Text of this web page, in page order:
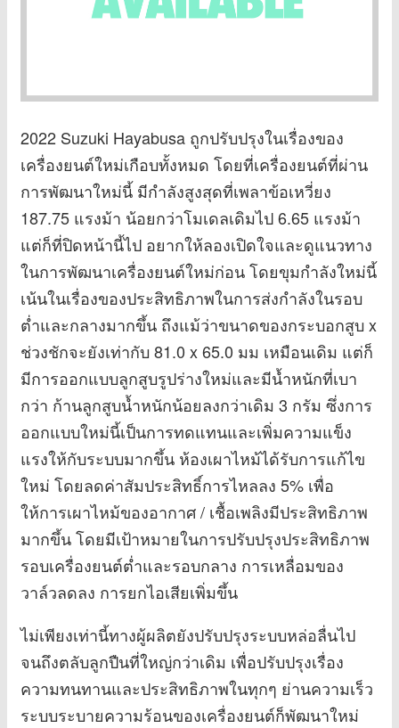
2022 Suzuki Hayabusa ถูกปรับปรุงในเรื่องของ
เครื่องยนต์ใหม่เกือบทั้งหมด โดยที่เครื่องยนต์ที่ผ่าน
การพัฒนาใหม่นี้ มีกำลังสูงสุดที่เพลาข้อเหวี่ยง
187.75 แรงม้า น้อยกว่าโมเดลเดิมไป 6.65 แรงม้า
แต่ก็ที่ปิดหน้านี้ไป อยากให้ลองเปิดใจและดูแนวทาง
ในการพัฒนาเครื่องยนต์ใหม่ก่อน โดยขุมกำลังใหม่นี้
เน้นในเรื่องของประสิทธิภาพในการส่งกำลังในรอบ
ต่ำและกลางมากขึ้น ถึงแม้ว่าขนาดของกระบอกสูบ x
ช่วงชักจะยังเท่ากับ 81.0 x 65.0 มม เหมือนเดิม แต่ก็
มีการออกแบบลูกสูบรูปร่างใหม่และมีน้ำหนักที่เบา
กว่า ก้านลูกสูบน้ำหนักน้อยลงกว่าเดิม 3 กรัม ซึ่งการ
ออกแบบใหม่นี้เป็นการทดแทนและเพิ่มความแข็ง
แรงให้กับระบบมากขึ้น ห้องเผาไหม้ได้รับการแก้ไข
ใหม่ โดยลดค่าสัมประสิทธิ์การไหลลง 5% เพื่อ
ให้การเผาไหม้ของอากาศ / เชื้อเพลิงมีประสิทธิภาพ
มากขึ้น โดยมีเป้าหมายในการปรับปรุงประสิทธิภาพ
รอบเครื่องยนต์ต่ำและรอบกลาง การเหลื่อมของ
วาล์วลดลง การยกไอเสียเพิ่มขึ้น
ไม่เพียงเท่านี้ทางผู้ผลิตยังปรับปรุงระบบหล่อลื่นไป
จนถึงตลับลูกปืนที่ใหญ่กว่าเดิม เพื่อปรับปรุงเรื่อง
ความทนทานและประสิทธิภาพในทุกๆ ย่านความเร็ว
ระบบระบายความร้อนของเครื่องยนต์ก็พัฒนาใหม่